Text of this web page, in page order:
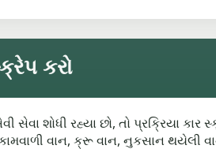
કરો
સેવા શોધી રહ્યા છો, તો પ્રક્રિયા
કામવાળી વાન, ક્રૂ વાન, નુકસાન